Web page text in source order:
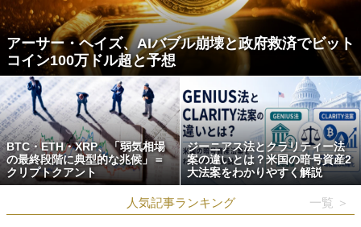
アーサー・ヘイズ、AIバブル崩壊と政府救済でビット
コイン100万ドル超と予想
BTC・ETH・XRP、「弱気相場
の最終段階に典型的な兆候」＝
クリプトクアント
ジーニアス法とクラリティー法
案の違いとは？米国の暗号資産2
大法案をわかりやすく解説
人気記事ランキング 一覧 ＞